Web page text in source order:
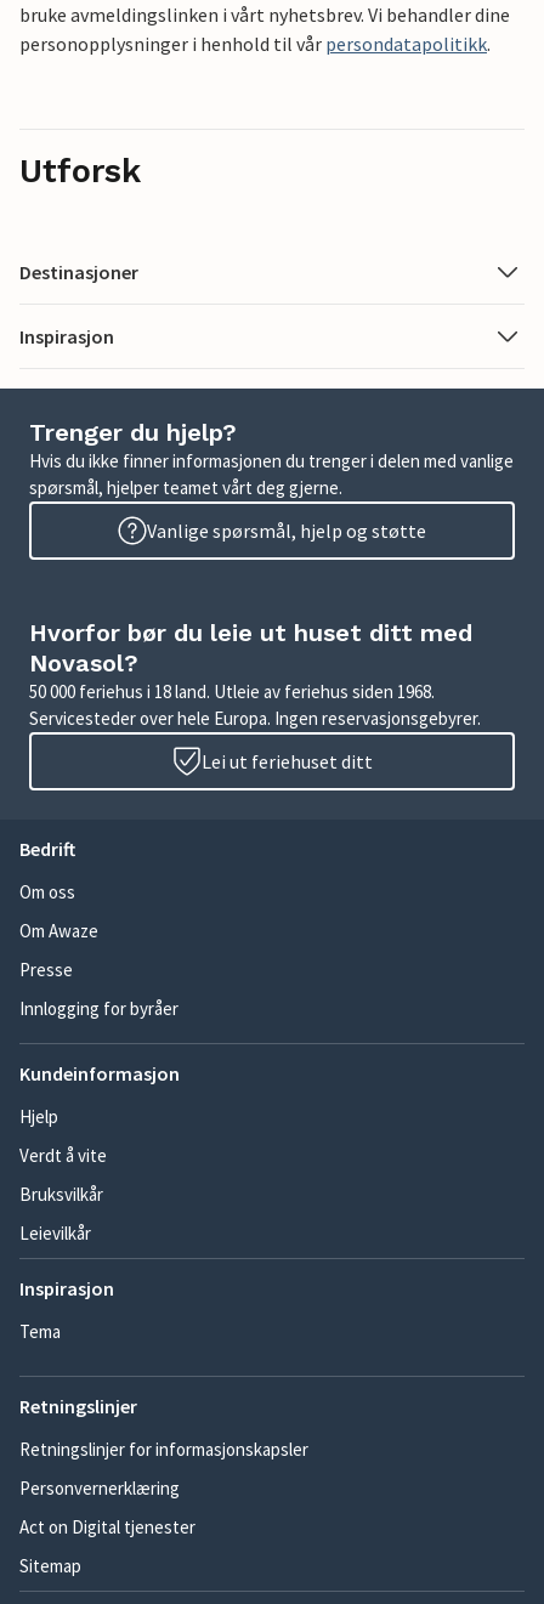
bruke avmeldingslinken i vårt nyhetsbrev. Vi behandler dine
personopplysninger i henhold til vår persondatapolitikk.
Utforsk
Destinasjoner
Inspirasjon
Trenger du hjelp?
Hvis du ikke finner informasjonen du trenger i delen med vanlige
spørsmål, hjelper teamet vårt deg gjerne.
Vanlige spørsmål, hjelp og støtte
Hvorfor bør du leie ut huset ditt med
Novasol?
50 000 feriehus i 18 land. Utleie av feriehus siden 1968.
Servicesteder over hele Europa. Ingen reservasjonsgebyrer.
Lei ut feriehuset ditt
Bedrift
Om oss
Om Awaze
Presse
Innlogging for byråer
Kundeinformasjon
Hjelp
Verdt å vite
Bruksvilkår
Leievilkår
Inspirasjon
Tema
Retningslinjer
Retningslinjer for informasjonskapsler
Personvernerklæring
Act on Digital tjenester
Sitemap